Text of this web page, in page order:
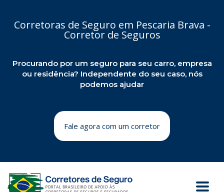
Corretoras de Seguro em Pescaria Brava -
Corretor de Seguros
Procurando por um seguro para seu carro, empresa
ou residência? Independente do seu caso, nós
podemos ajudar
Fale agora com um corretor